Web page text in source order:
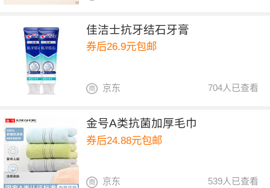
佳洁士抗牙结石牙膏
券后26.9元包邮
704人已查看
京东
金号A类抗菌加厚毛巾
券后24.88元包邮
539人已查看
京东